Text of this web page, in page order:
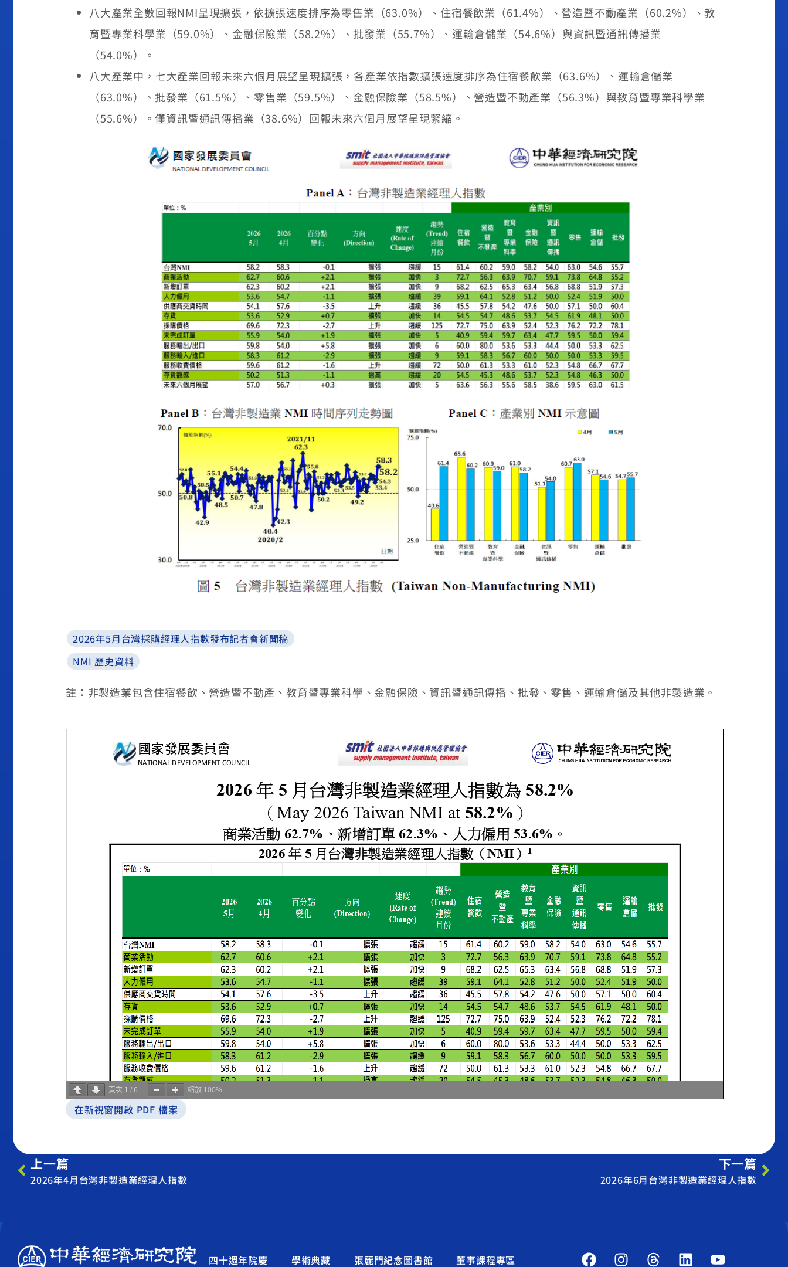
八大產業全數回報NMI呈現擴張，依擴張速度排序為零售業（63.0%）、住宿餐飲業（61.4%）、營造暨不動產業（60.2%）、教
育暨專業科學業（59.0%）、金融保險業（58.2%）、批發業（55.7%）、運輸倉儲業（54.6%）與資訊暨通訊傳播業
（54.0%）。
八大產業中，七大產業回報未來六個月展望呈現擴張，各產業依指數擴張速度排序為住宿餐飲業（63.6%）、運輸倉儲業
（63.0%）、批發業（61.5%）、零售業（59.5%）、金融保險業（58.5%）、營造暨不動產業（56.3%）與教育暨專業科學業
（55.6%）。僅資訊暨通訊傳播業（38.6%）回報未來六個月展望呈現緊縮。
2026年5月台灣採購經理人指數發布記者會新聞稿
NMI 歷史資料
註：非製造業包含住宿餐飲、營造暨不動產、教育暨專業科學、金融保險、資訊暨通訊傳播、批發、零售、運輸倉儲及其他非製造業。
頁次 1 / 6 縮放 100%
在新視窗開啟 PDF 檔案
上一篇
2026年4月台灣非製造業經理人指數
下一篇
2026年6月台灣非製造業經理人指數
四十週年院慶 學術典藏 張麗門紀念圖書館 董事課程專區